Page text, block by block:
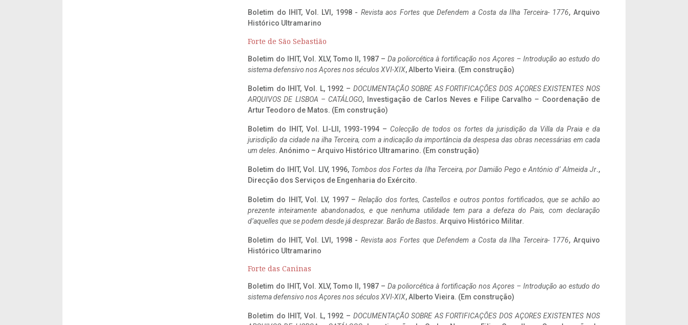
Boletim do IHIT, Vol. LVI, 1998 - Revista aos Fortes que Defendem a Costa da Ilha Terceira- 1776, Arquivo
Histórico Ultramarino
Forte de São Sebastião
Boletim do IHIT, Vol. XLV, Tomo II, 1987 – Da poliorcética à fortificação nos Açores – Introdução ao estudo do
sistema defensivo nos Açores nos séculos XVI-XIX, Alberto Vieira. (Em construção)
Boletim do IHIT, Vol. L, 1992 – DOCUMENTAÇÃO SOBRE AS FORTIFICAÇÕES DOS AÇORES EXISTENTES NOS
ARQUIVOS DE LISBOA – CATÁLOGO, Investigação de Carlos Neves e Filipe Carvalho – Coordenação de
Artur Teodoro de Matos. (Em construção)
Boletim do IHIT, Vol. LI-LII, 1993-1994 – Colecção de todos os fortes da jurisdição da Villa da Praia e da
jurisdição da cidade na ilha Terceira, com a indicação da importância da despesa das obras necessárias em cada
um deles. Anónimo – Arquivo Histórico Ultramarino. (Em construção)
Boletim do IHIT, Vol. LIV, 1996, Tombos dos Fortes da Ilha Terceira, por Damião Pego e António d’ Almeida Jr.,
Direcção dos Serviços de Engenharia do Exército.
Boletim do IHIT, Vol. LV, 1997 –Relação dos fortes, Castellos e outros pontos fortificados, que se achão ao
prezente inteiramente abandonados, e que nenhuma utilidade tem para a defeza do Pais, com declaração
d’aquelles que se podem desde já desprezar. Barão de Bastos. Arquivo Histórico Militar.
Boletim do IHIT, Vol. LVI, 1998 - Revista aos Fortes que Defendem a Costa da Ilha Terceira- 1776, Arquivo
Histórico Ultramarino
Forte das Caninas
Boletim do IHIT, Vol. XLV, Tomo II, 1987 – Da poliorcética à fortificação nos Açores – Introdução ao estudo do
sistema defensivo nos Açores nos séculos XVI-XIX, Alberto Vieira. (Em construção)
Boletim do IHIT, Vol. L, 1992 – DOCUMENTAÇÃO SOBRE AS FORTIFICAÇÕES DOS AÇORES EXISTENTES NOS